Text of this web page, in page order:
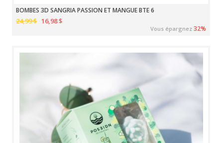
BOMBES 3D SANGRIA PASSION ET MANGUE BTE 6
24,99 $ 16,98 $
Vous épargnez32%